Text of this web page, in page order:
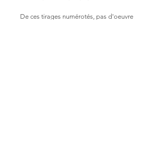
De ces tirages numérotés, pas d'oeuvre